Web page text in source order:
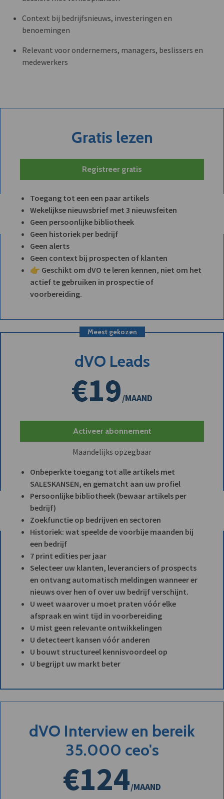
Context bij bedrijfsnieuws, investeringen en
benoemingen
Relevant voor ondernemers, managers, beslissers en
medewerkers
Gratis lezen
Registreer gratis
Toegang tot een een paar artikels
Wekelijkse nieuwsbrief met 3 nieuwsfeiten
Geen persoonlijke bibliotheek
Geen historiek per bedrijf
Geen alerts
Geen context bij prospecten of klanten
👉 Geschikt om dVO te leren kennen, niet om het
actief te gebruiken in prospectie of
voorbereiding.
Meest gekozen
dVO Leads
€19/MAAND
Activeer abonnement
Maandelijks opzegbaar
Onbeperkte toegang tot alle artikels met
SALESKANSEN, en gematcht aan uw profiel
Persoonlijke bibliotheek (bewaar artikels per
bedrijf)
Zoekfunctie op bedrijven en sectoren
Historiek: wat speelde de voorbije maanden bij
een bedrijf
7 print edities per jaar
Selecteer uw klanten, leveranciers of prospects
en ontvang automatisch meldingen wanneer er
nieuws over hen of over uw bedrijf verschijnt.
U weet waarover u moet praten vóór elke
afspraak en wint tijd in voorbereiding
U mist geen relevante ontwikkelingen
U detecteert kansen vóór anderen
U bouwt structureel kennisvoordeel op
U begrijpt uw markt beter
dVO Interview en bereik
35.000 ceo's
€124/MAAND